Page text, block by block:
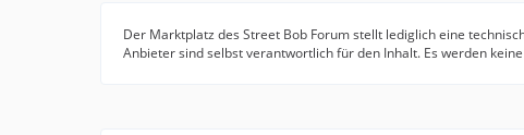
Der Marktplatz des Street Bob Forum stellt lediglich eine
Anbieter sind selbst verantwortlich für den Inhalt. Es werden